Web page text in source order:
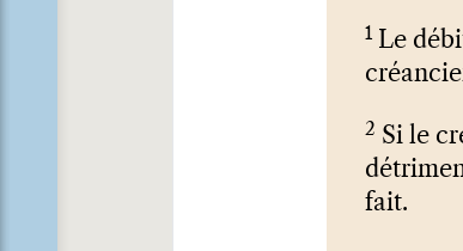
1 Le
2 Si le
fait.